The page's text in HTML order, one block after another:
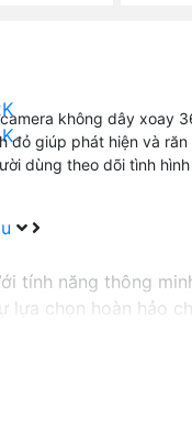
không dây xoay
đỏ giúp phát hiện và
dùng theo dõi tình
tính năng thông
lựa chọn hoàn hảo
chính xác.
360 còn có khả
tích hợp âm thanh
lại chất lượng